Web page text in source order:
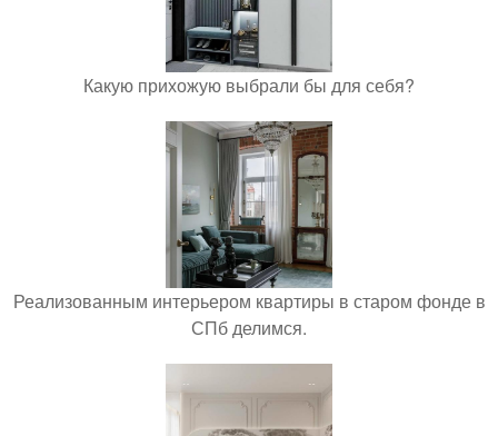
Какую прихожую выбрали бы для себя?
Реализованным интерьером квартиры в старом фонде в
СПб делимся.